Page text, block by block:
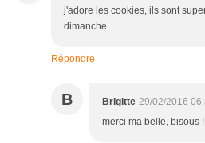
j'adore les cookies, ils sont
dimanche
Répondre
B Brigitte 29/02/2016
merci ma belle, bisous !